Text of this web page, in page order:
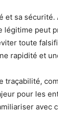
et sa
peut
toute
rapidité et
pour les
avec